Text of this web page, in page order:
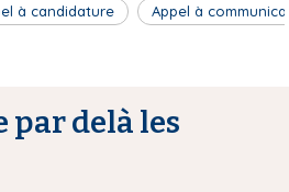
à candidature Appel à
par delà les